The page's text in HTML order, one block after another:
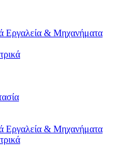
Εργαλεία & Μηχανήματα
Εργαλεία & Μηχανήματα